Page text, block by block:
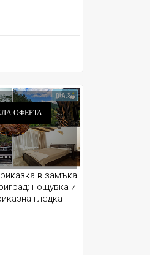
ОФЕРТА
в замъка
нощувка и
гледка